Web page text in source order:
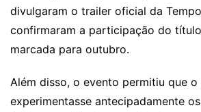
divulgaram o trailer oficial da
confirmaram a participação do
marcada para outubro.
Além disso, o evento permitiu que o
experimentasse antecipadamente